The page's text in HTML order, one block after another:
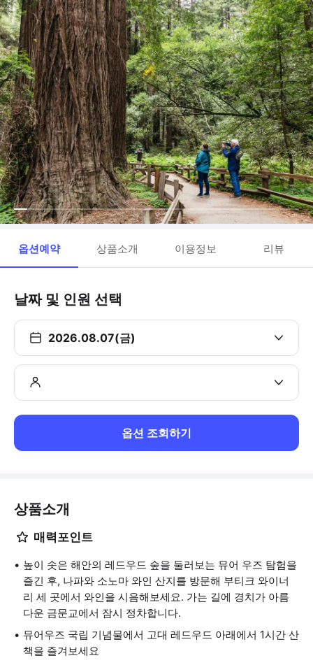
옵션예약 상품소개 이용정보 리뷰
날짜 및 인원 선택
2026.08.07(금)
옵션 조회하기
상품소개
매력포인트
높이 솟은 해안의 레드우드 숲을 둘러보는 뮤어 우즈 탐험을
즐긴 후, 나파와 소노마 와인 산지를 방문해 부티크 와이너
리 세 곳에서 와인을 시음해보세요. 가는 길에 경치가 아름
다운 금문교에서 잠시 정차합니다.
뮤어우즈 국립 기념물에서 고대 레드우드 아래에서 1시간 산
책을 즐겨보세요